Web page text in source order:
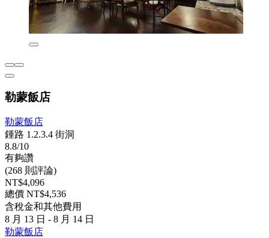
勒蒙飯店
勒蒙飯店
鍾路 1.2.3.4 街洞
8.8/10
有夠讚
(268 則評論)
NT$4,096
總價 NT$4,536
含稅金和其他費用
8 月 13 日 - 8 月 14 日
勒蒙飯店